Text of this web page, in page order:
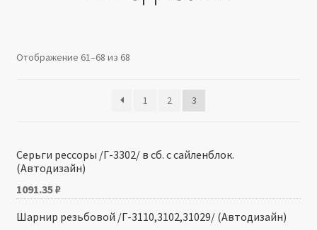
Отображение 61–68 из 68
1 2 3
Серьги рессоры /Г-3302/ в сб. с сайленблок.
(Автодизайн)
1091.35₽
Шарнир резьбовой /Г-3110,3102,31029/ (Автодизайн)